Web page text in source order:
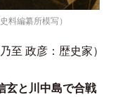
料編纂所模写）
乃至 政彦：歴史家）
玄と川中島で合戦